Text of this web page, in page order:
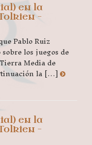
en la
–
Pablo Ruiz
los juegos de
Media de
la […]
en la
–